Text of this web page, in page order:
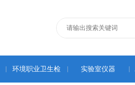
环境职业卫生检 实验室仪器